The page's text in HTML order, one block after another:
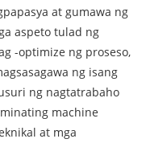
at gumawa ng
aspeto tulad ng
-optimize ng proseso,
ng isang
ng nagtatrabaho
machine
at mga